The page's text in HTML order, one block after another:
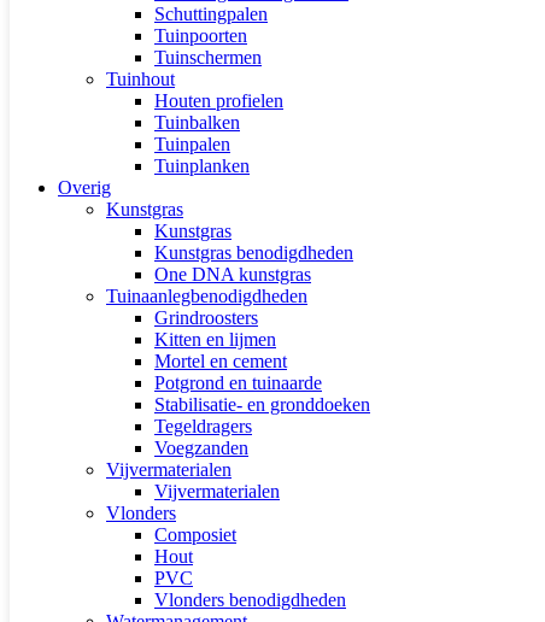
Schuttingpalen
Tuinpoorten
Tuinschermen
Tuinhout
Houten profielen
Tuinbalken
Tuinpalen
Tuinplanken
Overig
Kunstgras
Kunstgras
Kunstgras benodigdheden
One DNA kunstgras
Tuinaanlegbenodigdheden
Grindroosters
Kitten en lijmen
Mortel en cement
Potgrond en tuinaarde
Stabilisatie- en gronddoeken
Tegeldragers
Voegzanden
Vijvermaterialen
Vijvermaterialen
Vlonders
Composiet
Hout
PVC
Vlonders benodigdheden